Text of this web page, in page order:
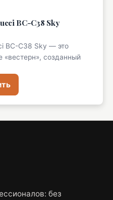
BC-C38 Sky
BC-C38 Sky — это
«вестерн», созданный
без